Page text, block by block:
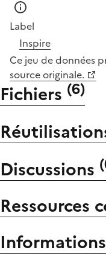
Label
Inspire
Ce jeu de données
source originale.
Fichiers (6)
Discussions (
Ressources
Informations